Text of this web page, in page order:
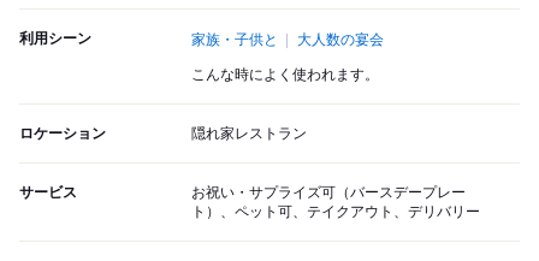
利用シーン 家族・子供と 大人数の宴会
こんな時によく使われます。
ロケーション 隠れ家レストラン
サービス
お祝い・サプライズ可（バースデープレー
ト）、ペット可、テイクアウト、デリバリー